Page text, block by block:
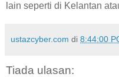
lain seperti di Kelantan
ustazcyber.com di 8:44:00
Tiada ulasan: